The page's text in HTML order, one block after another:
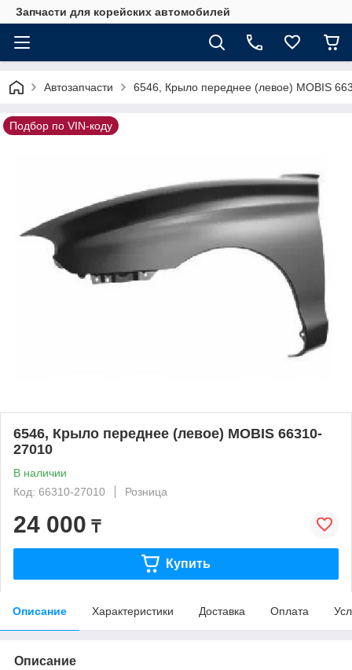
Запчасти для корейских автомобилей
Автозапчасти 6546, Крыло переднее (левое) MOBIS
Подбор по VIN-коду
6546, Крыло переднее (левое) MOBIS 66310-
27010
В наличии
Код: 66310-27010
Розница
24 000 ₸
Купить
Описание Характеристики Доставка Оплата
Описание